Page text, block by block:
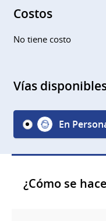
Costos
No tiene costo
Vías
En
¿Cómo se